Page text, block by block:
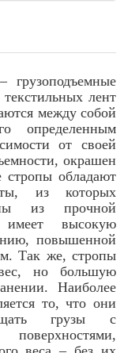
лент
между собой
определенным
от своей
окрашен
стропы обладают
из которых
из прочной
имеет высокую
повышенной
Так же, стропы
но большую
Наиболее
то, что они
грузы с